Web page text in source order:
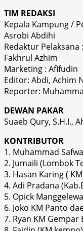
TIM REDAKSI
Kepala Kampung /
Asrobi Abdihi
Redaktur Pelaksana :
Fakhrul Azhim
Marketing : Afifudin
Editor: Abdi, Achim
Reporter:
DEWAN PAKAR
Suaeb Qury, S.H.I.,
KONTRIBUTOR
1. Muhammad
2. Jumaili (Lombok
3. Hasan Karing (
4. Adi Pradana
5. Opick
6. Joko KM Panto
7. Ryan KM Gempar